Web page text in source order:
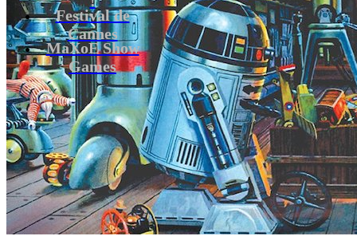
Festival de
Cannes
MaXoE Show
Games